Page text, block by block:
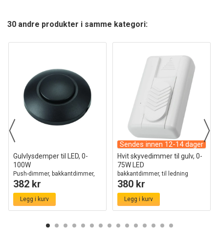
30 andre produkter i samme kategori:
Gulvlysdemper til LED, 0-
100W
Push-dimmer, bakkantdimmer,
sort
382 kr
Legg i kurv
Sendes innen 12-14 dager
Hvit skyvedimmer til gulv, 0-
75W LED
bakkantdimmer, til ledning
380 kr
Legg i kurv